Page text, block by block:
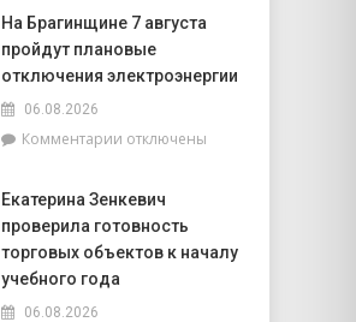
государственности,
кто
сейчас
впереди
кампании
как
принять
конкурсе
рассказали,
почему
не
телефон
грозы
На Брагинщине 7 августа
пройдут плановые
отключения электроэнергии
06.08.2026
Комментариик
Брагинщине
7
августа
отключены
Екатерина Зенкевич
проверила готовность
торговых объектов к началу
учебного года
06.08.2026